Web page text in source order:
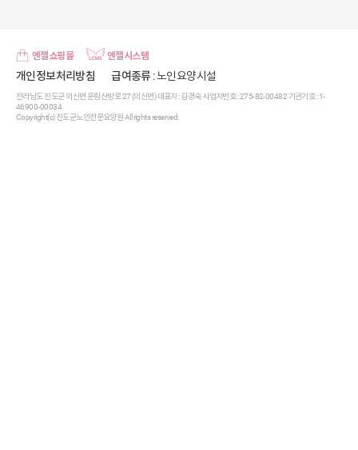
엔젤쇼핑몰 엔젤시스템
개인정보처리방침 급여종류: 노인요양시설
전라남도 진도군 의신면 운림산방로 27 (의신면) 대표자 : 김경숙 사업자번호 : 275-82-00482 기관기호 : 1-
46900-00034
Copyright(c) 진도군노인전문요양원 All rights reserved.